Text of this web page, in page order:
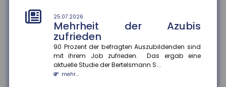
25.07.2026
Mehrheit der Azubis
zufrieden
90 Prozent der befragten Auszubildenden sind
mit ihrem Job zufrieden. Das ergab eine
aktuelle Studie der Bertelsmann S...
mehr...
Hamburg sogar um 57...
mehr...
21.07.2026
Unwirksame Kündigung: Private
Krankenversicherung fordert